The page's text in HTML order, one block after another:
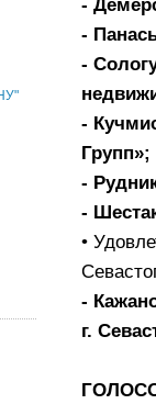
-
-
-
-
Групп»;
-
-
•
-
г.